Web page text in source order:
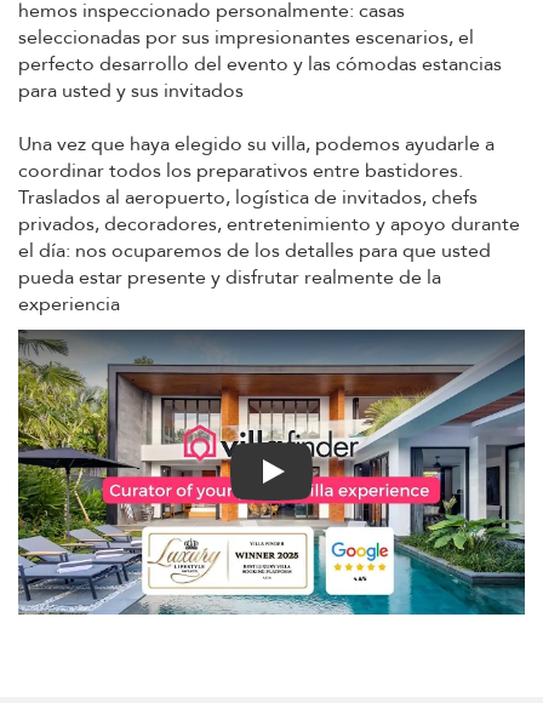
hemos inspeccionado personalmente: casas
seleccionadas por sus impresionantes escenarios, el
perfecto desarrollo del evento y las cómodas estancias
para usted y sus invitados
Una vez que haya elegido su villa, podemos ayudarle a
coordinar todos los preparativos entre bastidores.
Traslados al aeropuerto, logística de invitados, chefs
privados, decoradores, entretenimiento y apoyo durante
el día: nos ocuparemos de los detalles para que usted
pueda estar presente y disfrutar realmente de la
experiencia
Play